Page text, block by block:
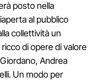
posto nella
al pubblico
collettività un
di opere di valore
Andrea
Un modo per